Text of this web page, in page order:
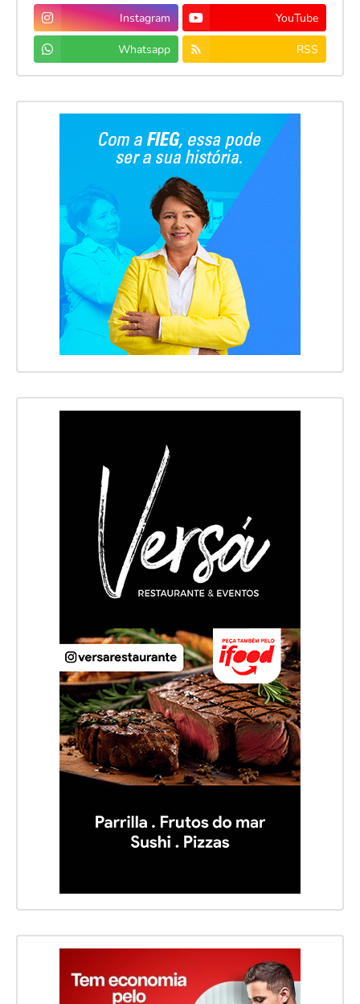
Instagram YouTube
Whatsapp RSS